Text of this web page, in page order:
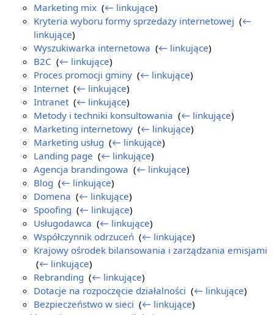
Marketing mix ‎(← linkujące)
Kryteria wyboru formy sprzedaży internetowej ‎(←
linkujące)
Wyszukiwarka internetowa ‎(← linkujące)
B2C ‎(← linkujące)
Proces promocji gminy ‎(← linkujące)
Internet ‎(← linkujące)
Intranet ‎(← linkujące)
Metody i techniki konsultowania ‎(← linkujące)
Marketing internetowy ‎(← linkujące)
Marketing usług ‎(← linkujące)
Landing page ‎(← linkujące)
Agencja brandingowa ‎(← linkujące)
Blog ‎(← linkujące)
Domena ‎(← linkujące)
Spoofing ‎(← linkujące)
Usługodawca ‎(← linkujące)
Współczynnik odrzuceń ‎(← linkujące)
Krajowy ośrodek bilansowania i zarządzania emisjami
‎(← linkujące)
Rebranding ‎(← linkujące)
Dotacje na rozpoczęcie działalności ‎(← linkujące)
Bezpieczeństwo w sieci ‎(← linkujące)